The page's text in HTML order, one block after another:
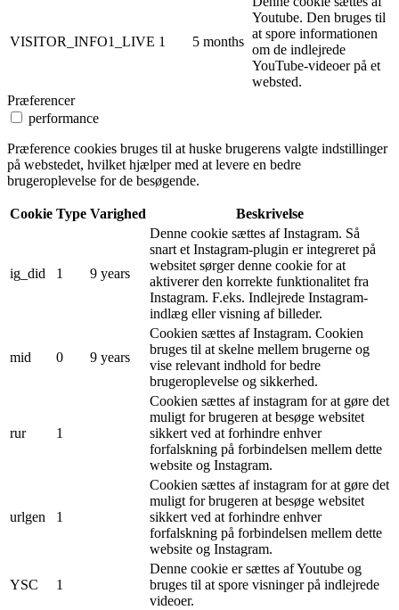
VISITOR_INFO1_LIVE 1 5 months
Youtube. Den bruges til
at spore informationen
om de indlejrede
YouTube-videoer på et
websted.
Præferencer
performance
Præference cookies bruges til at huske brugerens valgte indstillinger
på webstedet, hvilket hjælper med at levere en bedre
brugeroplevelse for de besøgende.
Cookie Type Varighed Beskrivelse
ig_did 1 9 years
Denne cookie sættes af Instagram. Så
snart et Instagram-plugin er integreret på
websitet sørger denne cookie for at
aktiverer den korrekte funktionalitet fra
Instagram. F.eks. Indlejrede Instagram-
indlæg eller visning af billeder.
mid 0 9 years
Cookien sættes af Instagram. Cookien
bruges til at skelne mellem brugerne og
vise relevant indhold for bedre
brugeroplevelse og sikkerhed.
rur 1
Cookien sættes af instagram for at gøre det
muligt for brugeren at besøge websitet
sikkert ved at forhindre enhver
forfalskning på forbindelsen mellem dette
website og Instagram.
urlgen 1
Cookien sættes af instagram for at gøre det
muligt for brugeren at besøge websitet
sikkert ved at forhindre enhver
forfalskning på forbindelsen mellem dette
website og Instagram.
YSC 1
Denne cookie er sættes af Youtube og
bruges til at spore visninger på indlejrede
videoer.